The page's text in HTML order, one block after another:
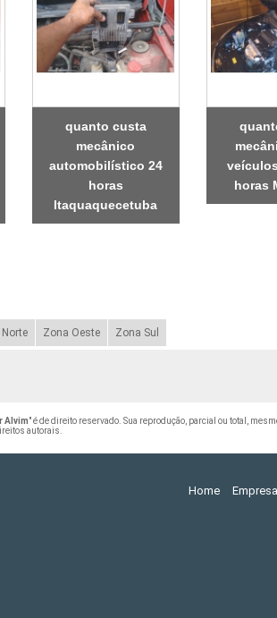
quanto custa
mecânico
automobilístico 24
horas
Itaquaquecetuba
horas
Zona Oeste Zona Sul
Alvim" é de direito reservado. Sua reprodução, parcial ou total,
autorais.
Home Empresa